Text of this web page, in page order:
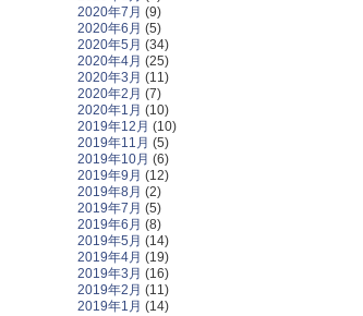
2020年7月 (9)
2020年6月 (5)
2020年5月 (34)
2020年4月 (25)
2020年3月 (11)
2020年2月 (7)
2020年1月 (10)
2019年12月 (10)
2019年11月 (5)
2019年10月 (6)
2019年9月 (12)
2019年8月 (2)
2019年7月 (5)
2019年6月 (8)
2019年5月 (14)
2019年4月 (19)
2019年3月 (16)
2019年2月 (11)
2019年1月 (14)